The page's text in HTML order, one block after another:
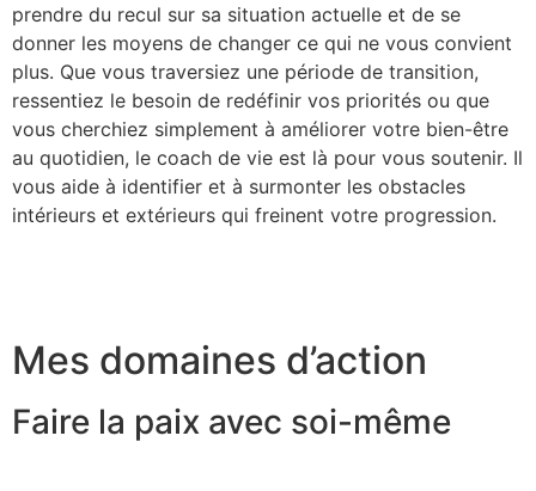
prendre du recul sur sa situation actuelle et de se
donner les moyens de changer ce qui ne vous convient
plus. Que vous traversiez une période de transition,
ressentiez le besoin de redéfinir vos priorités ou que
vous cherchiez simplement à améliorer votre bien-être
au quotidien, le coach de vie est là pour vous soutenir. Il
vous aide à identifier et à surmonter les obstacles
intérieurs et extérieurs qui freinent votre progression.
Mes domaines d’action
Faire la paix avec soi-même